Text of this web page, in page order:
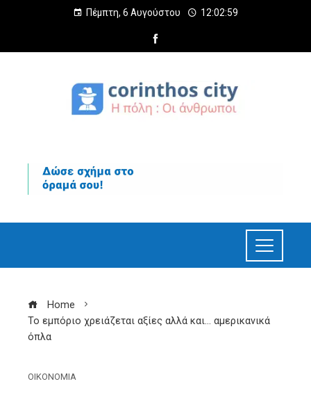
Πέμπτη, 6 Αυγούστου 12:03:00
Home
Το εμπόριο χρειάζεται αξίες αλλά και… αμερικανικά
όπλα
ΟΙΚΟΝΟΜΙΑ